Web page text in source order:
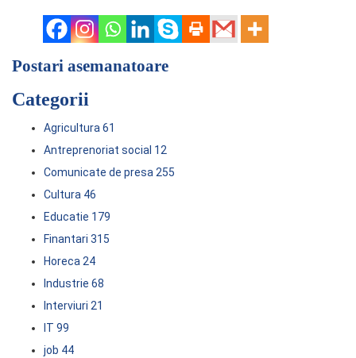
Postari asemanatoare
Categorii
Agricultura 61
Antreprenoriat social 12
Comunicate de presa 255
Cultura 46
Educatie 179
Finantari 315
Horeca 24
Industrie 68
Interviuri 21
IT 99
job 44